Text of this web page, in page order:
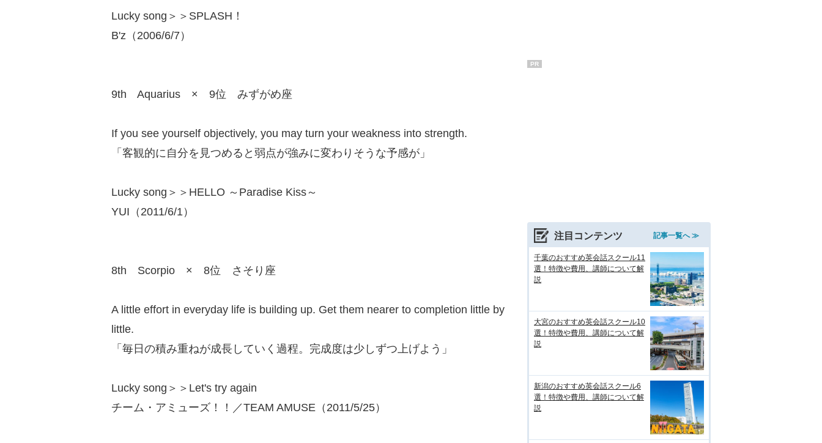
Lucky song＞＞SPLASH！
B'z（2006/6/7）
9th Aquarius × 9位 みずがめ座
If you see yourself objectively, you may turn your weakness into strength.
「客観的に自分を見つめると弱点が強みに変わりそうな予感が」
Lucky song＞＞HELLO ～Paradise Kiss～
YUI（2011/6/1）
8th Scorpio × 8位 さそり座
A little effort in everyday life is building up. Get them nearer to completion little by
little.
「毎日の積み重ねが成長していく過程。完成度は少しずつ上げよう」
Lucky song＞＞Let's try again
チーム・アミューズ！！／TEAM AMUSE（2011/5/25）
PR
注目コンテンツ 記事一覧へ ≫
千葉のおすすめ英会話スクール11
選！特徴や費用、講師について解
説
大宮のおすすめ英会話スクール10
選！特徴や費用、講師について解
説
新潟のおすすめ英会話スクール6
選！特徴や費用、講師について解
説